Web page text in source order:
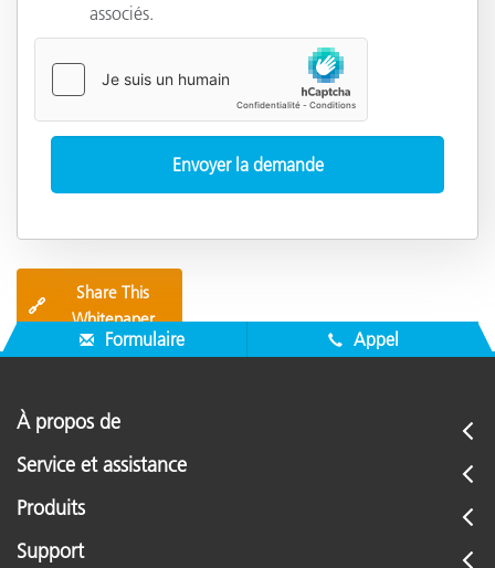
associés.
🔗
Share This
Whitepaper
Formulaire Appel
À propos de
Service et assistance
Produits
Support